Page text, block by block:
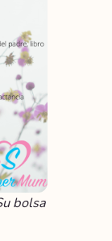
bolsa